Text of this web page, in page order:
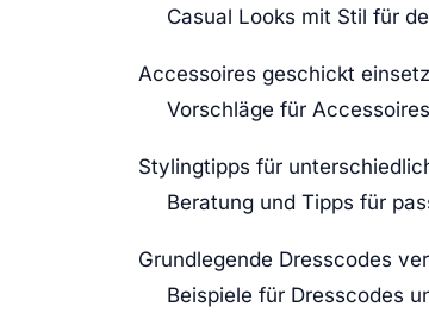
Casual Looks mit Stil für
Accessoires geschickt
Vorschläge für
Stylingtipps für
Beratung und Tipps für
Grundlegende Dresscodes
Beispiele für Dresscodes